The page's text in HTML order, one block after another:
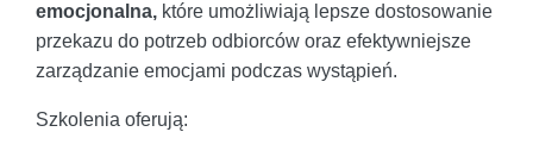
emocjonalna, które umożliwiają lepsze dostosowanie
przekazu do potrzeb odbiorców oraz efektywniejsze
zarządzanie emocjami podczas wystąpień.
Szkolenia oferują: